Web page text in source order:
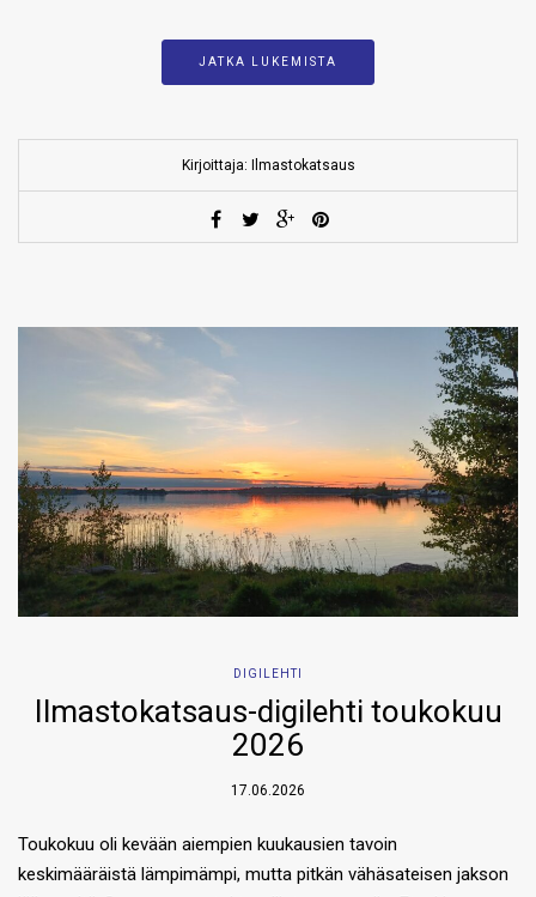
JATKA LUKEMISTA
Kirjoittaja: Ilmastokatsaus
DIGILEHTI
Ilmastokatsaus-digilehti toukokuu
2026
17.06.2026
Toukokuu oli kevään aiempien kuukausien tavoin
keskimääräistä lämpimämpi, mutta pitkän vähäsateisen jakson